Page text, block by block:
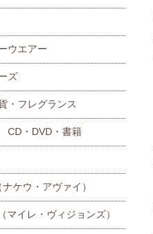
ウエアー
ズ
・フレグランス
・DVD・書籍
ケウ・アヴァイ）
マイレ・ヴィジョンズ）